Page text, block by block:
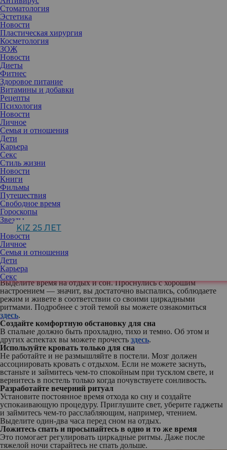
Стоматология
Эстетика
Новости
Пластическая хирургия
Косметология
ЗОЖ
Новости
Диеты
Фитнес
Здоровое питание
Витамины и добавки
Рецепты
Психология
Новости
Личное
Семья и отношения
Дети
Карьера
Секс
Стиль жизни
Новости
Книги
Фильмы
Путешествия
Свободное время
Гороскопы
Звезды
KIZ 25 ЛЕТ
Новости
Личное
Семья и отношения
Дети
Карьера
Секс
Проснуться уставшим и раздраженным — ужасное начало дня.
Многие привыкли перед сном скролить ленту новостей или
залипать в Youtube, но важно понимать, что вечерние привычки
влияют на сон и самочувствие.
По статистике,
расстройств сна, которые негативно сказываются на физическом
и психическом здоровье, — согласно данным из книги
«Расстройства сна и недосыпание: нерешенная проблема
общественного здравоохранение» 2006 года. В этой же книге
говорится, что недостаток сна (менее 7 часов) увеличивает риск
депрессии, тревожности, сердечных заболеваний, диабета и
ожирения. Подробнее о том, как недосып влияет на здоровье и
благополучие человека, вы можете прочесть
Что же делать вечером, чтобы просыпаться счастливым?
Планируйте свой день заранее
Выделите время на отдых и сон. Проснулись с хорошим
настроением — значит, вы достаточно выспались, соблюдаете
режим и живете в соответствии со своими циркадными
ритмами. Подробнее с этой темой вы можете ознакомиться
здесь.
Создайте комфортную обстановку для сна
В спальне должно быть прохладно, тихо и темно. Об этом и
других аспектах вы можете прочесть здесь.
Используйте кровать только для сна
Не работайте и не размышляйте в постели. Мозг должен
ассоциировать кровать с отдыхом. Если не можете заснуть,
встаньте и займитесь чем-то спокойным при тусклом свете, и
вернитесь в постель только когда почувствуете сонливость.
Разработайте вечерний ритуал
Установите постоянное время отхода ко сну и создайте
успокаивающую процедуру. Приглушите свет, уберите гаджеты
и займитесь чем-то расслабляющим, например, чтением.
Выделите один-два часа перед сном на отдых.
Ложитесь спать и просыпайтесь в одно и то же время
Это помогает регулировать циркадные ритмы. Даже после
тяжелой ночи старайтесь не спать дольше.